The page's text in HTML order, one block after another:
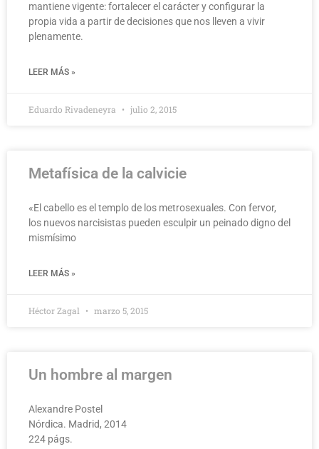
mantiene vigente: fortalecer el carácter y configurar la
propia vida a partir de decisiones que nos lleven a vivir
plenamente.
LEER MÁS »
Eduardo Rivadeneyra julio 2, 2015
Metafísica de la calvicie
«El cabello es el templo de los metrosexuales. Con fervor,
los nuevos narcisistas pueden esculpir un peinado digno del
mismísimo
LEER MÁS »
Héctor Zagal marzo 5, 2015
Un hombre al margen
Alexandre Postel
Nórdica. Madrid, 2014
224 págs.